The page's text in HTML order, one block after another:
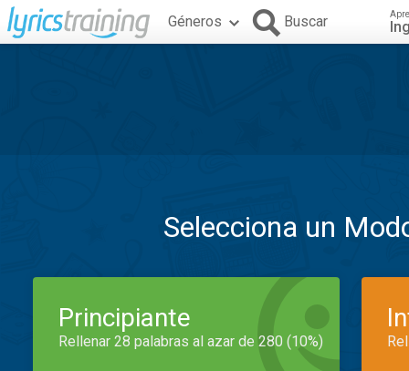
Géneros Buscar
Selecciona un
Principiante
Rellenar 28 palabras al azar de 280 (10%)